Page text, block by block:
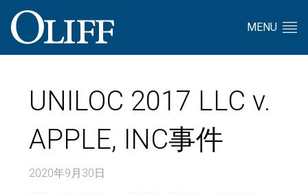
MENU
UNILOC 2017 LLC v.
APPLE, INC事件
2020年9月30日